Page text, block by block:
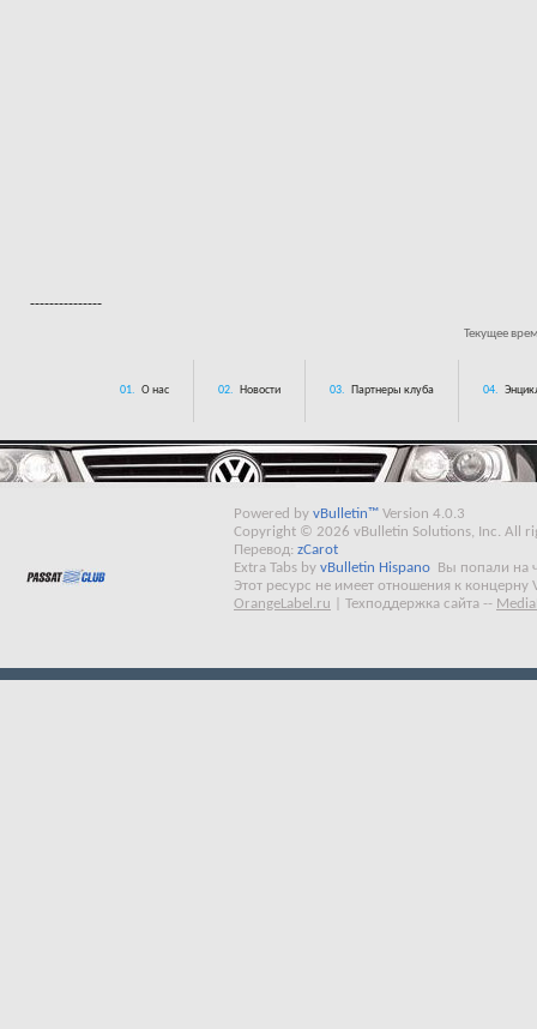
---------------
Текущее
01. О нас 02. Новости 03. Партнеры клуба 04.
Powered by vBulletin™ Version 4.0.3
Copyright © 2026 vBulletin Solutions, Inc. All
Перевод: zCarot
Extra Tabs by vBulletin Hispano
Вы попали на
Этот ресурс не имеет отношения к концерну
OrangeLabel.ru
Техподдержка сайта --